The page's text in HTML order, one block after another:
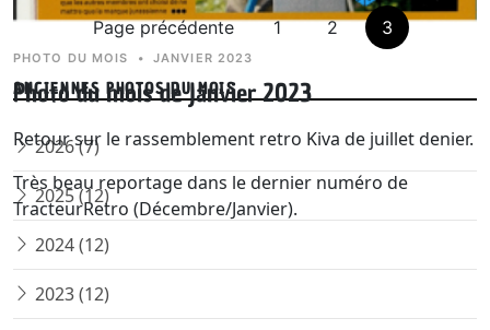
PHOTO DU MOIS • JANVIER 2023
Photo du mois de Janvier 2023
Retour sur le rassemblement retro Kiva de juillet denier.
Très beau reportage dans le dernier numéro de
TracteurRetro (Décembre/Janvier).
Page précédente 1 2 3
ANCIENNES PHOTOS DU MOIS
2026 (7)
2025 (12)
2024 (12)
2023 (12)